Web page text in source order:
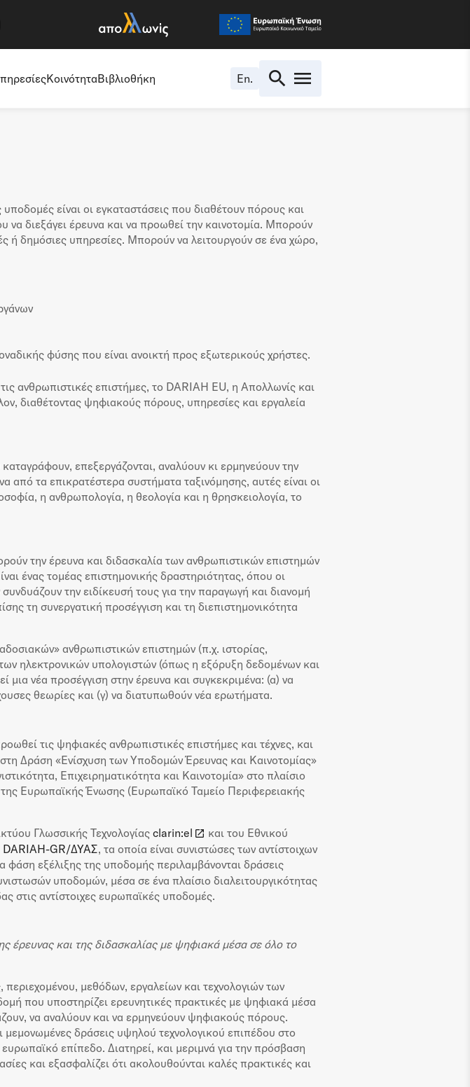
ΚοινότηταΒιβλιοθήκη En.
είναι οι εγκαταστάσεις που διαθέτουν πόρους και
να διεξάγει έρευνα και να προωθεί την καινοτομία. Μπορούν
ή δημόσιες υπηρεσίες. Μπορούν να λειτουργούν σε ένα χώρο,
φύσης που είναι ανοικτή προς εξωτερικούς χρήστες.
ανθρωπιστικές επιστήμες, το DARIAH EU, η Απολλωνίς και
διαθέτοντας ψηφιακούς πόρους, υπηρεσίες και εργαλεία
επεξεργάζονται, αναλύουν κι ερμηνεύουν την
τα επικρατέστερα συστήματα ταξινόμησης, αυτές είναι οι
η ανθρωπολογία, η θεολογία και η θρησκειολογία, το
την έρευνα και διδασκαλία των ανθρωπιστικών επιστημών
ένας τομέας επιστημονικής δραστηριότητας, όπου οι
την ειδίκευσή τους για την παραγωγή και διανομή
τη συνεργατική προσέγγιση και τη διεπιστημονικότητα
ανθρωπιστικών επιστημών (π.χ. ιστορίας,
ηλεκτρονικών υπολογιστών (όπως η εξόρυξη δεδομένων και
νέα προσέγγιση στην έρευνα και συγκεκριμένα: (α) να
θεωρίες και (γ) να διατυπωθούν νέα ερωτήματα.
τις ψηφιακές ανθρωπιστικές επιστήμες και τέχνες, και
Δράση «Ενίσχυση των Υποδομών Έρευνας και Καινοτομίας»
Επιχειρηματικότητα και Καινοτομία» στο πλαίσιο
Ευρωπαϊκής Ένωσης (Ευρωπαϊκό Ταμείο Περιφερειακής
Γλωσσικής Τεχνολογίας clarin:el
και του Εθνικού
DARIAH-GR/ΔΥΑΣ, τα οποία είναι συνιστώσες των αντίστοιχων
φάση εξέλιξης της υποδομής περιλαμβάνονται δράσεις
υποδομών, μέσα σε ένα πλαίσιο διαλειτουργικότητας
στις αντίστοιχες ευρωπαϊκές υποδομές.
έρευνας και της διδασκαλίας με ψηφιακά μέσα σε όλο το
μεθόδων, εργαλείων και τεχνολογιών των
που υποστηρίζει ερευνητικές πρακτικές με ψηφιακά μέσα
να αναλύουν και να ερμηνεύουν ψηφιακούς πόρους.
δράσεις υψηλού τεχνολογικού επιπέδου στο
επίπεδο. Διατηρεί, και μεριμνά για την πρόσβαση
και εξασφαλίζει ότι ακολουθούνται καλές πρακτικές και